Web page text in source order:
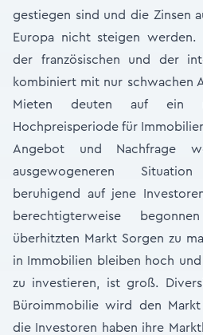
gestiegen sind und die Zinsen
Europa nicht steigen werden.
der französischen und der
kombiniert mit nur schwachen
Mieten deuten auf ein
Hochpreisperiode für
Angebot und Nachfrage
ausgewogeneren
beruhigend auf jene
berechtigterweise
überhitzten Markt Sorgen zu
in Immobilien bleiben hoch
zu investieren, ist groß.
Büroimmobilie wird den
die Investoren haben ihre